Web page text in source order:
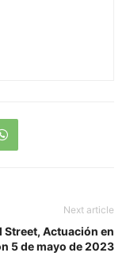
Next article
Street, Actuación en
5 de mayo de 2023